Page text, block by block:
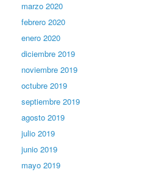
marzo 2020
febrero 2020
enero 2020
diciembre 2019
noviembre 2019
octubre 2019
septiembre 2019
agosto 2019
julio 2019
junio 2019
mayo 2019